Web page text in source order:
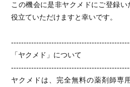
この機会に是非ヤクメドにご登録
役立ていただけますと幸いです。
「ヤクメド」について
ヤクメドは、完全無料の薬剤師専